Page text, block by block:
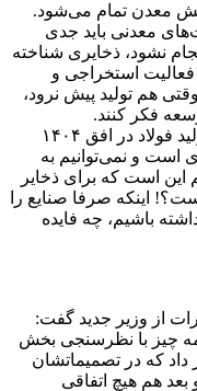
معدن تمام می‌شود.
معدنی باید جدی
نشود، ذخایری شناخته
استخراجی و
هم تولید پیش نرود،
فکر کنند.
او ادامه داد: در این خصوص می‌توان به تولید فولاد در افق ۱۴۰۴
است و نمی‌توانیم به
است که برای ذخایر
اینکه صرفا صنایع را
باشیم، چه فایده
از وزیر جدید گفت:
همه چیز با نظرسنجی بخش
که در تصمیماتشان
هم هیچ اتفاقی